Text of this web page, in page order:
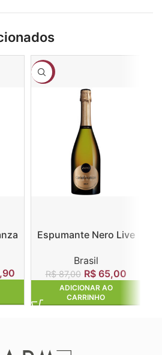
-25%
Espumante Nero Live
Brasil
R$87,00 R$65,00
ADICIONAR AO
CARRINHO